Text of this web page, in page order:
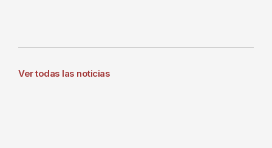
Ver todas las noticias